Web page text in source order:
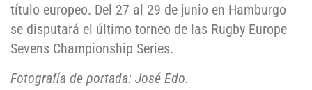
título europeo. Del 27 al 29 de junio en Hamburgo
se disputará el último torneo de las Rugby Europe
Sevens Championship Series.
Fotografía de portada: José Edo.